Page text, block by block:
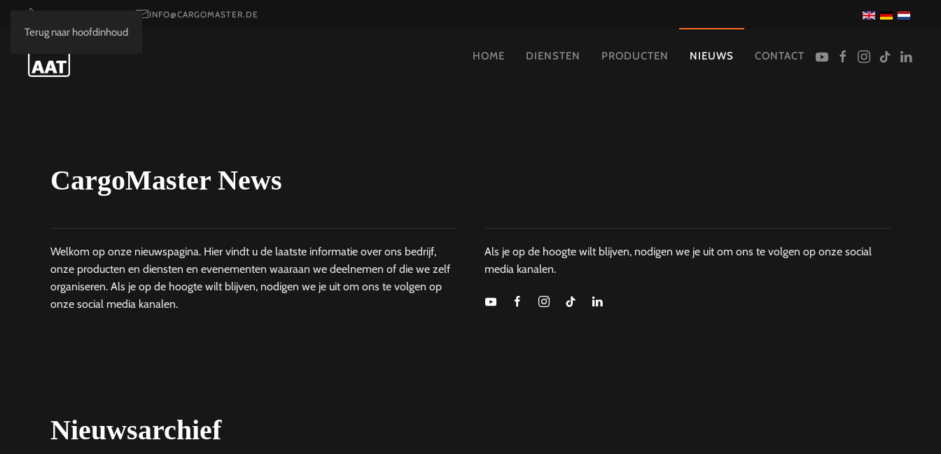
Terug naar hoofdinhoud
INFO@CARGOMASTER.DE
HOME DIENSTEN PRODUCTEN NIEUWS CONTACT
CargoMaster News
Welkom op onze nieuwspagina. Hier vindt u de laatste informatie over ons bedrijf,
onze producten en diensten en evenementen waaraan we deelnemen of die we zelf
organiseren. Als je op de hoogte wilt blijven, nodigen we je uit om ons te volgen op
onze social media kanalen.
Als je op de hoogte wilt blijven, nodigen we je uit om ons te volgen op onze social
media kanalen.
Nieuwsarchief